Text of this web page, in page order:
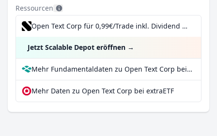
Ressourcen
Open Text Corp für 0,99€/Trade inkl. Dividend Reinvestment Plan
Jetzt Scalable Depot eröffnen →
Mehr Fundamentaldaten zu Open Text Corp bei Parqet
Mehr Daten zu Open Text Corp bei extraETF